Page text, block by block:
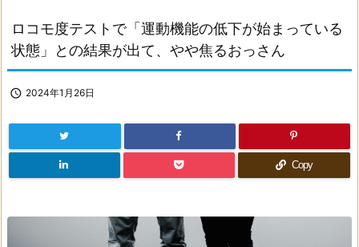
ロコモ度テストで「運動機能の低下が始まっている
状態」との結果が出て、やや焦るおっさん
 2024年1月26日
Copy